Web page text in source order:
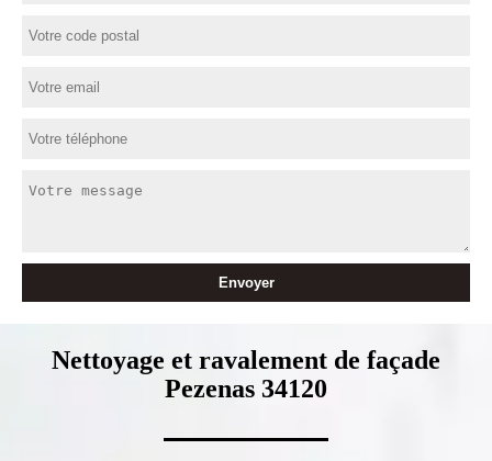
Nettoyage et ravalement de façade
Pezenas 34120